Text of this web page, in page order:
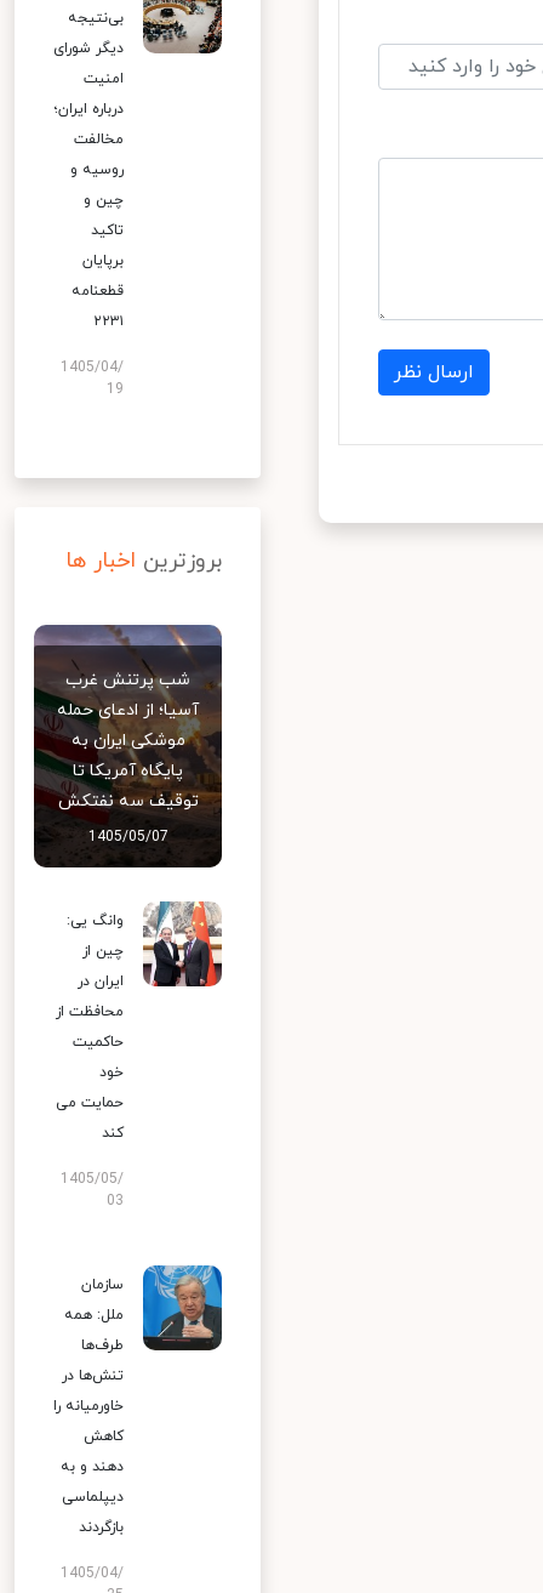
ارسال نظر
بی‌نتیجه
دیگر شورای
امنیت
درباره ایران؛
مخالفت
روسیه و
چین و
تاکید
برپایان
قطعنامه
۲۲۳۱
1405/04/
19
بروزترین اخبار ها
شب پرتنش غرب
آسیا؛ از ادعای حمله
موشکی ایران به
پایگاه آمریکا تا
توقیف سه نفتکش
1405/05/07
وانگ یی:
چین از
ایران در
محافظت از
حاکمیت
خود
حمایت می
کند
1405/05/
03
سازمان
ملل: همه
طرف‌ها
تنش‌ها در
خاورمیانه را
کاهش
دهند و به
دیپلماسی
بازگردند
1405/04/